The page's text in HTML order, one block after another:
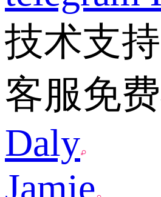
技术支持
客服免
Daly
Jamie